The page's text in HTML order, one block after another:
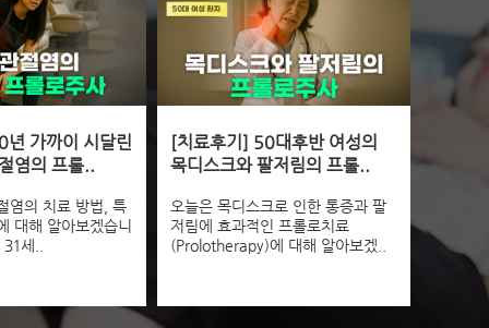
가까이 시달린
염의 프롤..
염의 치료 방법, 특
대해 알아보겠습니
세..
[치료후기] 50대후반 여성의
목디스크와 팔저림의 프롤..
오늘은 목디스크로 인한 통증과 팔
저림에 효과적인 프롤로치료
(Prolotherapy)에 대해 알아보겠..